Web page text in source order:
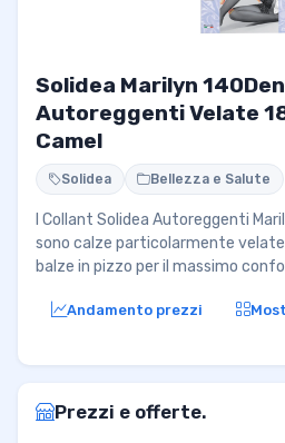
Solidea Marilyn
Autoreggenti Velate
Camel
Solidea Bellezza e Salute
I Collant Solidea Autoreggenti
sono calze particolarmente
balze in pizzo per il massimo
Andamento prezzi
Prezzi e offerte.